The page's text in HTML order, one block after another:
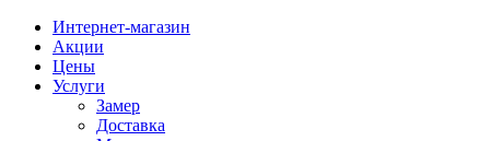
Интернет-магазин
Акции
Цены
Услуги
Замер
Доставка